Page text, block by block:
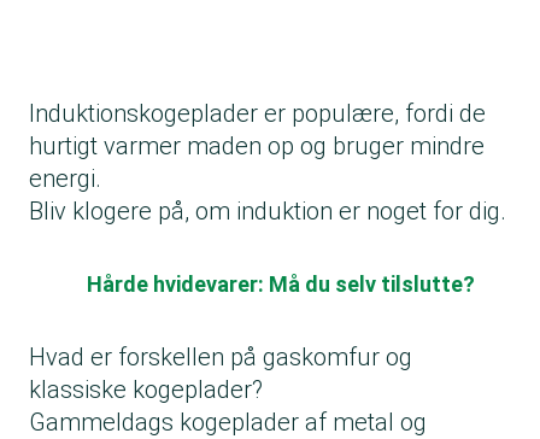
Induktionskogeplader er populære, fordi de
hurtigt varmer maden op og bruger mindre
energi.
Bliv klogere på, om induktion er noget for dig.
Hårde hvidevarer: Må du selv tilslutte?
Hvad er forskellen på gaskomfur og
klassiske kogeplader?
Gammeldags kogeplader af metal og